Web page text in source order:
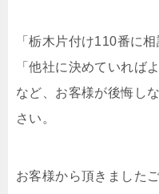
「栃木片付け110番に
「他社に決めていれば
など、お客様が後悔し
さい。
お客様から頂きました